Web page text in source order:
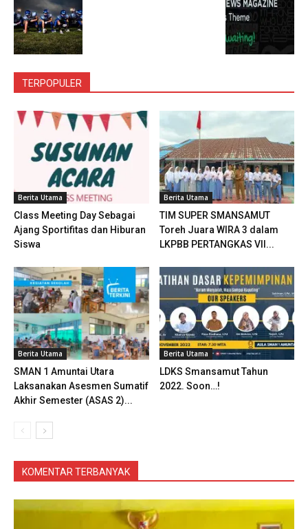
TERPOPULER
Berita Utama
Class Meeting Day Sebagai
Ajang Sportifitas dan Hiburan
Siswa
Berita Utama
TIM SUPER SMANSAMUT
Toreh Juara WIRA 3 dalam
LKPBB PERTANGKAS VII...
Berita Utama
SMAN 1 Amuntai Utara
Laksanakan Asesmen Sumatif
Akhir Semester (ASAS 2)...
Berita Utama
LDKS Smansamut Tahun
2022. Soon…!
KOMENTAR TERBANYAK